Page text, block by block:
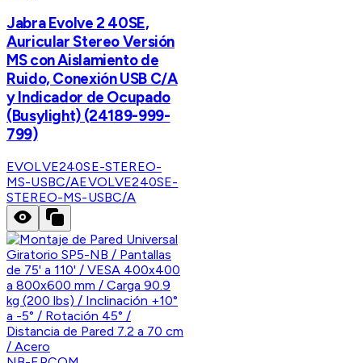
Jabra Evolve 2 40SE,
Auricular Stereo Versión
MS con Aislamiento de
Ruido, Conexión USB C/A
y Indicador de Ocupado
(Busylight) (24189-999-
799)
EVOLVE240SE-STEREO-
MS-USBC/AEVOLVE240SE-
STEREO-MS-USBC/A